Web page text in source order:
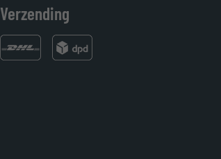
Verzending